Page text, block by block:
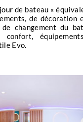
coralliens et de
abritent
pour leurs
merveille.
soient débutants
nécessaire à bord
Chaque
de bateau «
de décoration
changement du
Evo.